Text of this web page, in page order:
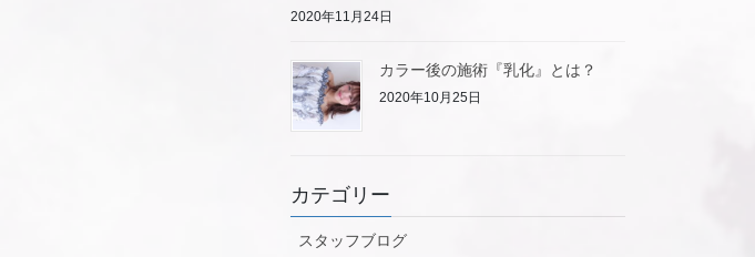
2020年11月24日
カラー後の施術『乳化』とは？
2020年10月25日
カテゴリー
スタッフブログ